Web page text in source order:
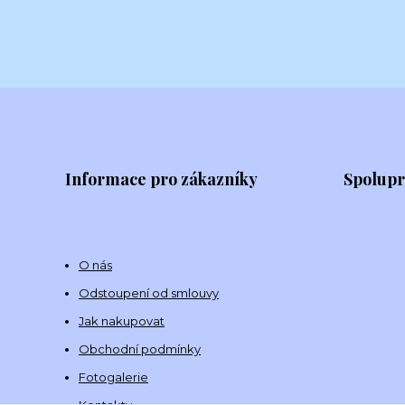
Informace pro zákazníky
O nás
Odstoupení od smlouvy
Jak nakupovat
Obchodní podmínky
Fotogalerie